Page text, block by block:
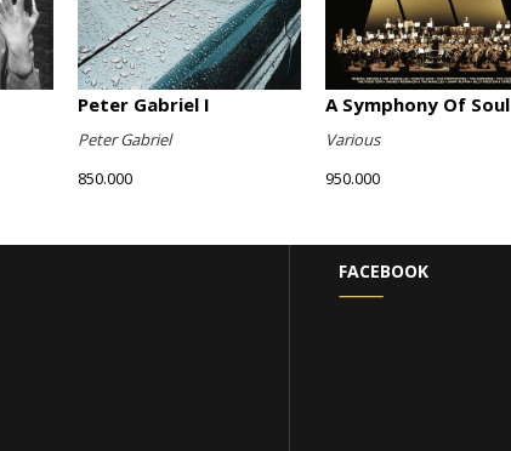
Peter Gabriel I
Peter Gabriel
850.000
A Symphony Of Soul
Various
950.000
FACEBOOK